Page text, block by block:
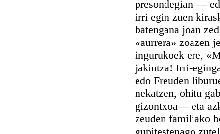
presondegian —
irri egin zuen
batengana joan
«aurrera» zoazen
ingurukoek ere,
jakintza! Irri-
edo Freuden
nekatzen, ohitu
gizontxoa— eta
zeuden familiako
gupitestenago